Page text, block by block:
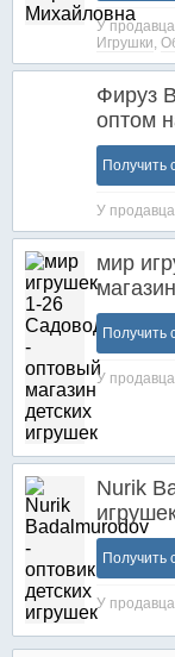
У
Игрушки,
Фируз
оптом
Получить
У
мир
Получить
У
Nurik
Получить
У